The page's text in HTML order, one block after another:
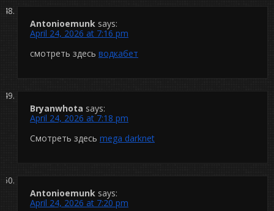
Antonioemunk says:
April 24, 2026 at 7:16 pm
смотреть здесь водкабет
Bryanwhota says:
April 24, 2026 at 7:18 pm
Смотреть здесь mega darknet
Antonioemunk says:
April 24, 2026 at 7:20 pm